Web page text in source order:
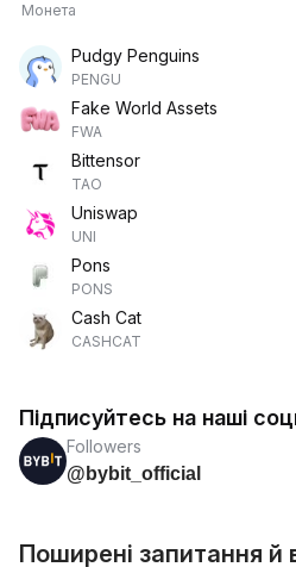
Монета
Pudgy Penguins
PENGU
Fake World Assets
FWA
Bittensor
TAO
Uniswap
UNI
Pons
PONS
Cash Cat
CASHCAT
Підписуйтесь на наші
Followers
@bybit_official
Поширені запитання й